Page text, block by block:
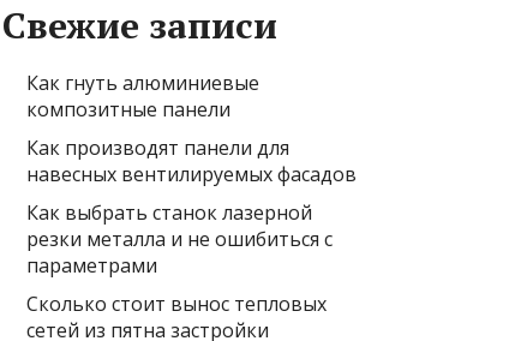
Свежие записи
Как гнуть алюминиевые
композитные панели
Как производят панели для
навесных вентилируемых фасадов
Как выбрать станок лазерной
резки металла и не ошибиться с
параметрами
Сколько стоит вынос тепловых
сетей из пятна застройки